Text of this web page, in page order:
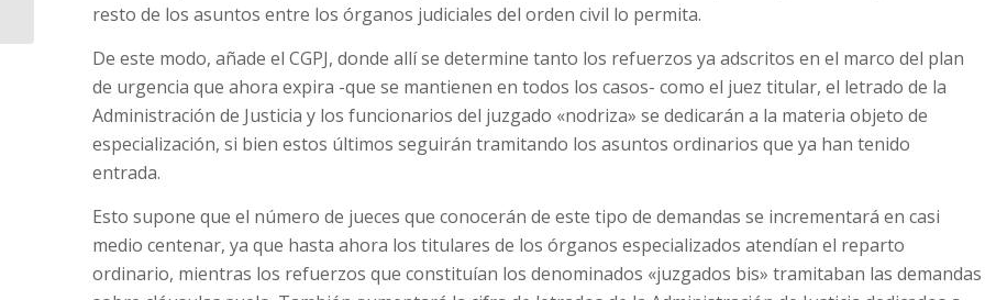
resto de los asuntos entre los órganos judiciales del orden civil lo permita.
De este modo, añade el CGPJ, donde allí se determine tanto los refuerzos ya adscritos en el marco del plan
de urgencia que ahora expira -que se mantienen en todos los casos- como el juez titular, el letrado de la
Administración de Justicia y los funcionarios del juzgado «nodriza» se dedicarán a la materia objeto de
especialización, si bien estos últimos seguirán tramitando los asuntos ordinarios que ya han tenido
entrada.
Esto supone que el número de jueces que conocerán de este tipo de demandas se incrementará en casi
medio centenar, ya que hasta ahora los titulares de los órganos especializados atendían el reparto
ordinario, mientras los refuerzos que constituían los denominados «juzgados bis» tramitaban las demandas